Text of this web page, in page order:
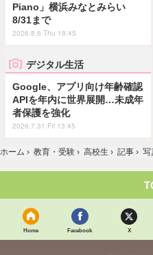
Piano」横浜みなとみらい
8/31まで
2026.8.6 Thu 19:45
デジタル生活
Google、アプリ向け年齢確認
APIを年内に世界展開…未成年
者保護を強化
2026.7.31 Fri 13:45
ホーム › 教育・受験 › 高校生 › 記事 › 写
Home Facebook X